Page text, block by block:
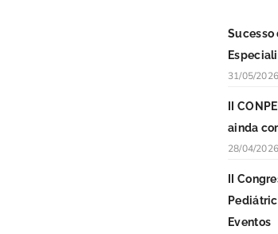
Sucesso
31/05/2026
II
ainda
28/04/2026
II
Eventos